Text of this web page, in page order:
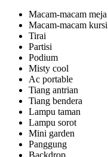
Macam-macam meja
Macam-macam kursi
Tirai
Partisi
Podium
Misty cool
Ac portable
Tiang antrian
Tiang bendera
Lampu taman
Lampu sorot
Mini garden
Panggung